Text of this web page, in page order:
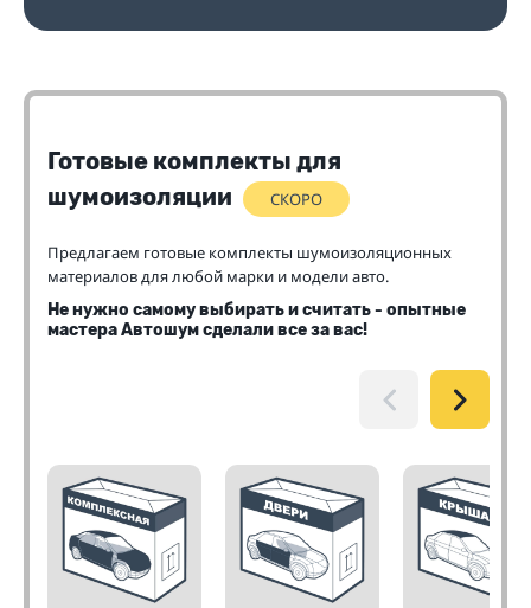
Готовые комплекты для
шумоизоляции
СКОРО
Предлагаем готовые комплекты шумоизоляционных
материалов для любой марки и модели авто.
Не нужно самому выбирать и считать - опытные
мастера Автошум сделали все за вас!